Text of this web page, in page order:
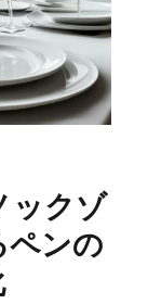
ックゾ
ペンの